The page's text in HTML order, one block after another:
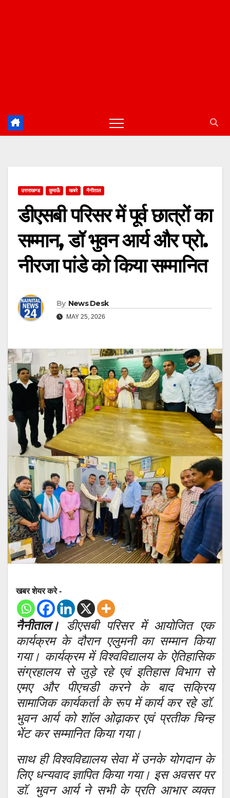
उत्तराखण्ड कुमाऊँ खबरे नैनीताल
डीएसबी परिसर में पूर्व छात्रों का
सम्मान, डॉ भुवन आर्य और प्रो.
नीरजा पांडे को किया सम्मानित
By News Desk
MAY 25, 2026
खबर शेयर करे -
नैनीताल। डीएसबी परिसर में आयोजित एक
कार्यक्रम के दौरान एलुमनी का सम्मान किया
गया। कार्यक्रम में विश्वविद्यालय के ऐतिहासिक
संग्रहालय से जुड़े रहे एवं इतिहास विभाग से
एमए और पीएचडी करने के बाद सक्रिय
सामाजिक कार्यकर्ता के रूप में कार्य कर रहे डॉ.
भुवन आर्य को शॉल ओढ़ाकर एवं प्रतीक चिन्ह
भेंट कर सम्मानित किया गया।
साथ ही विश्वविद्यालय सेवा में उनके योगदान के
लिए धन्यवाद ज्ञापित किया गया। इस अवसर पर
डॉ. भुवन आर्य ने सभी के प्रति आभार व्यक्त